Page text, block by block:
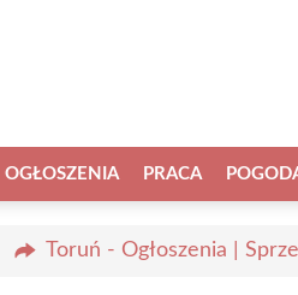
OGŁOSZENIA PRACA
Toruń - Ogłoszenia |